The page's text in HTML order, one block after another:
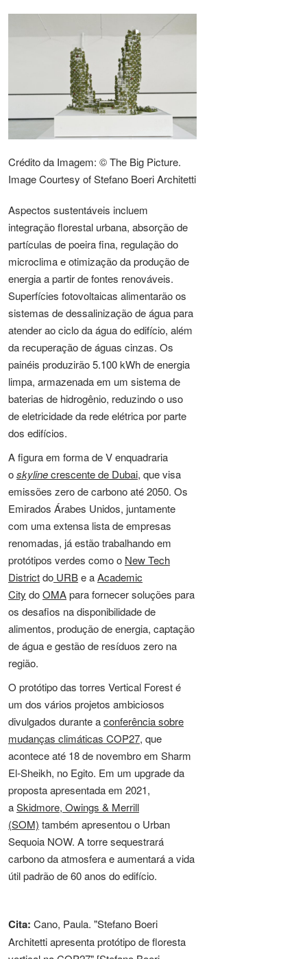
Crédito da Imagem: © The Big Picture.
Image Courtesy of Stefano Boeri Architetti
Aspectos sustentáveis incluem
integração florestal urbana, absorção de
partículas de poeira fina, regulação do
microclima e otimização da produção de
energia a partir de fontes renováveis.
Superfícies fotovoltaicas alimentarão os
sistemas de dessalinização de água para
atender ao ciclo da água do edifício, além
da recuperação de águas cinzas. Os
painéis produzirão 5.100 kWh de energia
limpa, armazenada em um sistema de
baterias de hidrogênio, reduzindo o uso
de eletricidade da rede elétrica por parte
dos edifícios.
A figura em forma de V enquadraria
oskylinecrescente de Dubai, que visa
emissões zero de carbono até 2050. Os
Emirados Árabes Unidos, juntamente
com uma extensa lista de empresas
renomadas, já estão trabalhando em
protótipos verdes como o New Tech
Districtdo URBe aAcademic
City doOMApara fornecer soluções para
os desafios na disponibilidade de
alimentos, produção de energia, captação
de água e gestão de resíduos zero na
região.
O protótipo das torres Vertical Forest é
um dos vários projetos ambiciosos
divulgados durante aconferência sobre
mudanças climáticas COP27, que
acontece até 18 de novembro em Sharm
El-Sheikh, no Egito. Em um upgrade da
proposta apresentada em 2021,
aSkidmore, Owings & Merrill
(SOM) também apresentou o Urban
Sequoia NOW. A torre sequestrará
carbono da atmosfera e aumentará a vida
útil padrão de 60 anos do edifício.
Cita: Cano, Paula. "Stefano Boeri
Architetti apresenta protótipo de floresta